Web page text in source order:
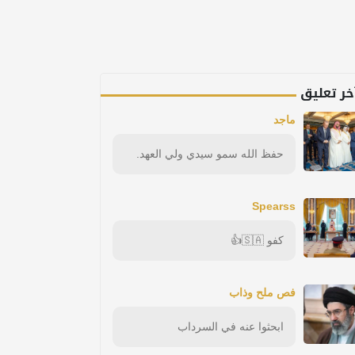
تعليق
ماجد
حفظ الله سمو سيدي ولي العهد.
Spearss
كفو 🇸🇦👍
فص ملح وذاب
ابحثوا عنه في السرداب